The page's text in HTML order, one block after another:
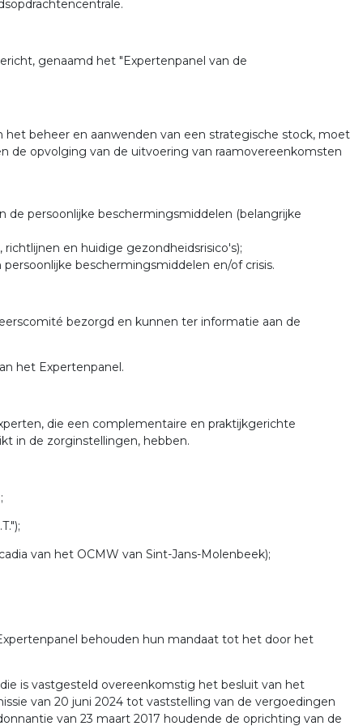
genaamd het "Expertenpanel van de
beheer en aanwenden van een strategische stock, moet
de opvolging van de uitvoering van raamovereenkomsten
persoonlijke beschermingsmiddelen (belangrijke
en huidige gezondheidsrisico's);
beschermingsmiddelen en/of crisis.
bezorgd en kunnen ter informatie aan de
het Expertenpanel.
die een complementaire en praktijkgerichte
in de zorginstellingen, hebben.
van het OCMW van Sint-Jans-Molenbeek);
behouden hun mandaat tot het door het
is vastgesteld overeenkomstig het besluit van het
van 20 juni 2024 tot vaststelling van de vergoedingen
van 23 maart 2017 houdende de oprichting van de